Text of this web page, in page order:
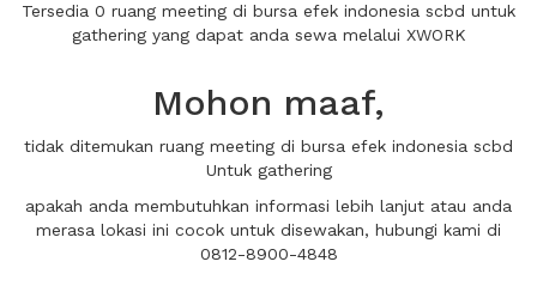
Tersedia 0 ruang meeting di bursa efek indonesia scbd untuk
gathering yang dapat anda sewa melalui XWORK
Mohon maaf,
tidak ditemukan ruang meeting di bursa efek indonesia scbd
Untuk gathering
apakah anda membutuhkan informasi lebih lanjut atau anda
merasa lokasi ini cocok untuk disewakan, hubungi kami di
0812-8900-4848